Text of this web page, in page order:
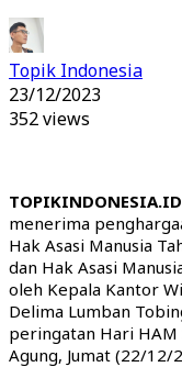
Topik Indonesia
23/12/2023
352 views
TOPIKINDONESIA.ID
menerima
Hak Asasi Manusia
dan Hak Asasi
oleh Kepala Kantor
Delima Lumban
peringatan Hari HAM
Agung, Jumat (22/12/